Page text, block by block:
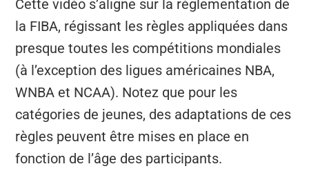
Cette vidéo s’aligne sur la réglementation de
la FIBA, régissant les règles appliquées dans
presque toutes les compétitions mondiales
(à l’exception des ligues américaines NBA,
WNBA et NCAA). Notez que pour les
catégories de jeunes, des adaptations de ces
règles peuvent être mises en place en
fonction de l’âge des participants.